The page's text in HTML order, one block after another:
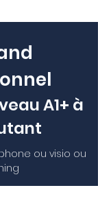
A1+ à
ou visio ou